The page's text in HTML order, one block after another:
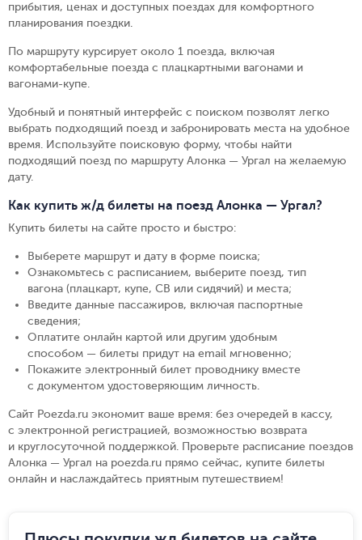
прибытия, ценах и доступных поездах для комфортного
планирования поездки.
По маршруту курсирует около 1 поезда, включая
комфортабельные поезда с плацкартными вагонами и
вагонами-купе.
Удобный и понятный интерфейс с поиском позволят легко
выбрать подходящий поезд и забронировать места на удобное
время. Используйте поисковую форму, чтобы найти
подходящий поезд по маршруту Алонка — Ургал на желаемую
дату.
Как купить ж/д билеты на поезд Алонка — Ургал?
Купить билеты на сайте просто и быстро:
Выберете маршрут и дату в форме поиска;
Ознакомьтесь с расписанием, выберите поезд, тип
вагона (плацкарт, купе, СВ или сидячий) и места;
Введите данные пассажиров, включая паспортные
сведения;
Оплатите онлайн картой или другим удобным
способом — билеты придут на email мгновенно;
Покажите электронный билет проводнику вместе
с документом удостоверяющим личность.
Сайт Poezda.ru экономит ваше время: без очередей в кассу,
с электронной регистрацией, возможностью возврата
и круглосуточной поддержкой. Проверьте расписание поездов
Алонка — Ургал на poezda.ru прямо сейчас, купите билеты
онлайн и наслаждайтесь приятным путешествием!